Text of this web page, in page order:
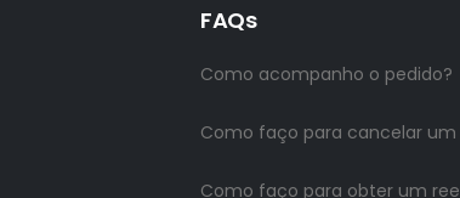
FAQs
Como acompanho o pedido?
Como faço para cancelar um
Como faço para obter um